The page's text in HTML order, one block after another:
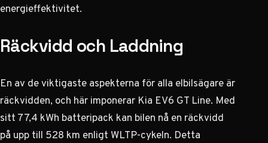
energieffektivitet.
Räckvidd och Laddning
En av de viktigaste aspekterna för alla elbilsägare är
räckvidden, och här imponerar Kia EV6 GT Line. Med
sitt 77,4 kWh batteripack kan bilen nå en räckvidd
på upp till 528 km enligt WLTP-cykeln. Detta